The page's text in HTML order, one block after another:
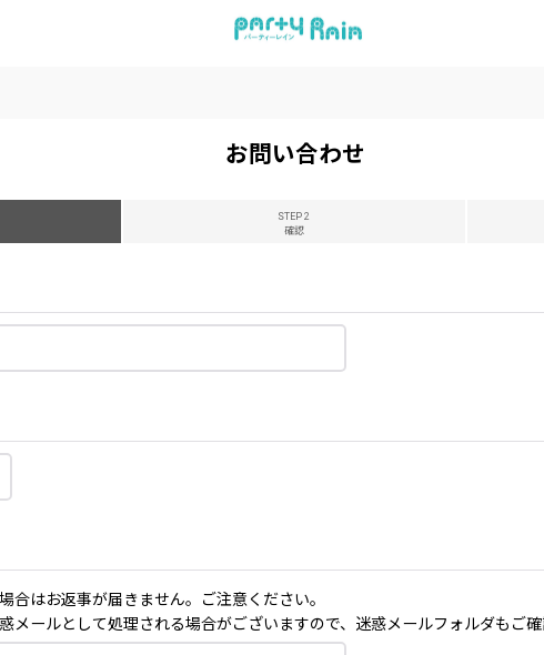
お問い合わせ
STEP 2
確認
合はお返事が届きません。ご注意ください。
メールとして処理される場合がございますので、迷惑メールフォルダもご確